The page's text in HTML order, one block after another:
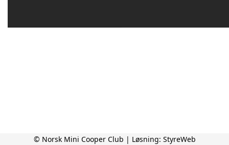
© Norsk Mini Cooper Club | Løsning: StyreWeb